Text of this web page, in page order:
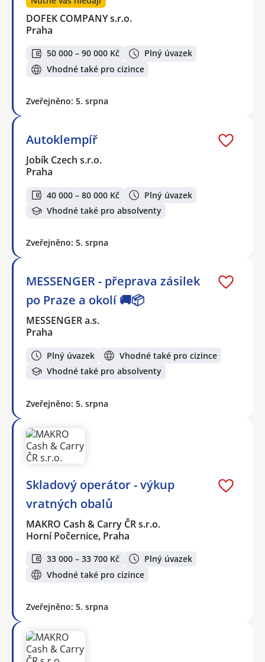
DOFEK COMPANY s.r.o.
Praha
50 000 – 90 000 Kč
Plný úvazek
Vhodné také pro cizince
Zveřejněno: 5. srpna
Autoklempíř
Jobík Czech s.r.o.
Praha
40 000 – 80 000 Kč
Plný úvazek
Vhodné také pro absolventy
Zveřejněno: 5. srpna
MESSENGER - přeprava zásilek
po Praze a okolí 🚚📦
MESSENGER a.s.
Praha
Plný úvazek
Vhodné také pro cizince
Vhodné také pro absolventy
Zveřejněno: 5. srpna
Skladový operátor - výkup
vratných obalů
MAKRO Cash & Carry ČR s.r.o.
Horní Počernice, Praha
33 000 – 33 700 Kč
Plný úvazek
Vhodné také pro cizince
Zveřejněno: 5. srpna